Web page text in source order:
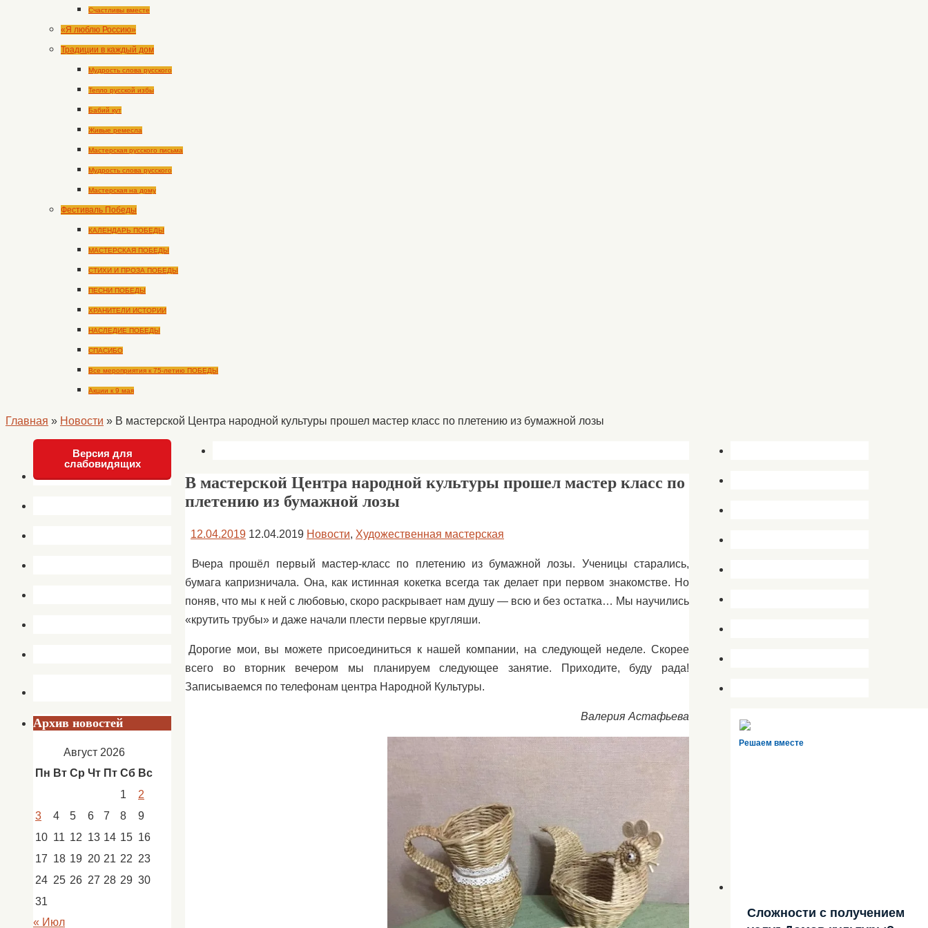
Счастливы вместе
«Я люблю Россию»
Традиции в каждый дом
Мудрость слова русского
Тепло русской избы
Бабий кут
Живые ремесла
Мастерская русского письма
Мудрость слова русского
Мастерская на дому
Фестиваль Победы
КАЛЕНДАРЬ ПОБЕДЫ
МАСТЕРСКАЯ ПОБЕДЫ
СТИХИ И ПРОЗА ПОБЕДЫ
ПЕСНИ ПОБЕДЫ
ХРАНИТЕЛИ ИСТОРИИ
НАСЛЕДИЕ ПОБЕДЫ
СПАСИБО
Все мероприятия к 75-летию ПОБЕДЫ
Акции к 9 мая
Главная » Новости » В мастерской Центра народной культуры прошел мастер класс по плетению из бумажной лозы
В мастерской Центра народной культуры прошел мастер класс по
плетению из бумажной лозы
12.04.2019 12.04.2019 Новости, Художественная мастерская
Вчера прошёл первый мастер-класс по плетению из бумажной лозы. Ученицы старались,
бумага капризничала. Она, как истинная кокетка всегда так делает при первом знакомстве. Но
поняв, что мы к ней с любовью, скоро раскрывает нам душу — всю и без остатка… Мы научились
«крутить трубы» и даже начали плести первые кругляши.
Дорогие мои, вы можете присоединиться к нашей компании, на следующей неделе. Скорее
всего во вторник вечером мы планируем следующее занятие. Приходите, буду рада!
Записываемся по телефонам центра Народной Культуры.
Валерия Астафьева
Версия для
слабовидящих
Архив новостей
Август 2026
Пн Вт Ср Чт Пт Сб Вс
1
2
3
4 5 6 7 8
9
10 11 12 13 14 15 16
17 18 19 20 21 22 23
24 25 26 27 28 29 30
31
« Июл
Решаем вместе
Сложности с получением